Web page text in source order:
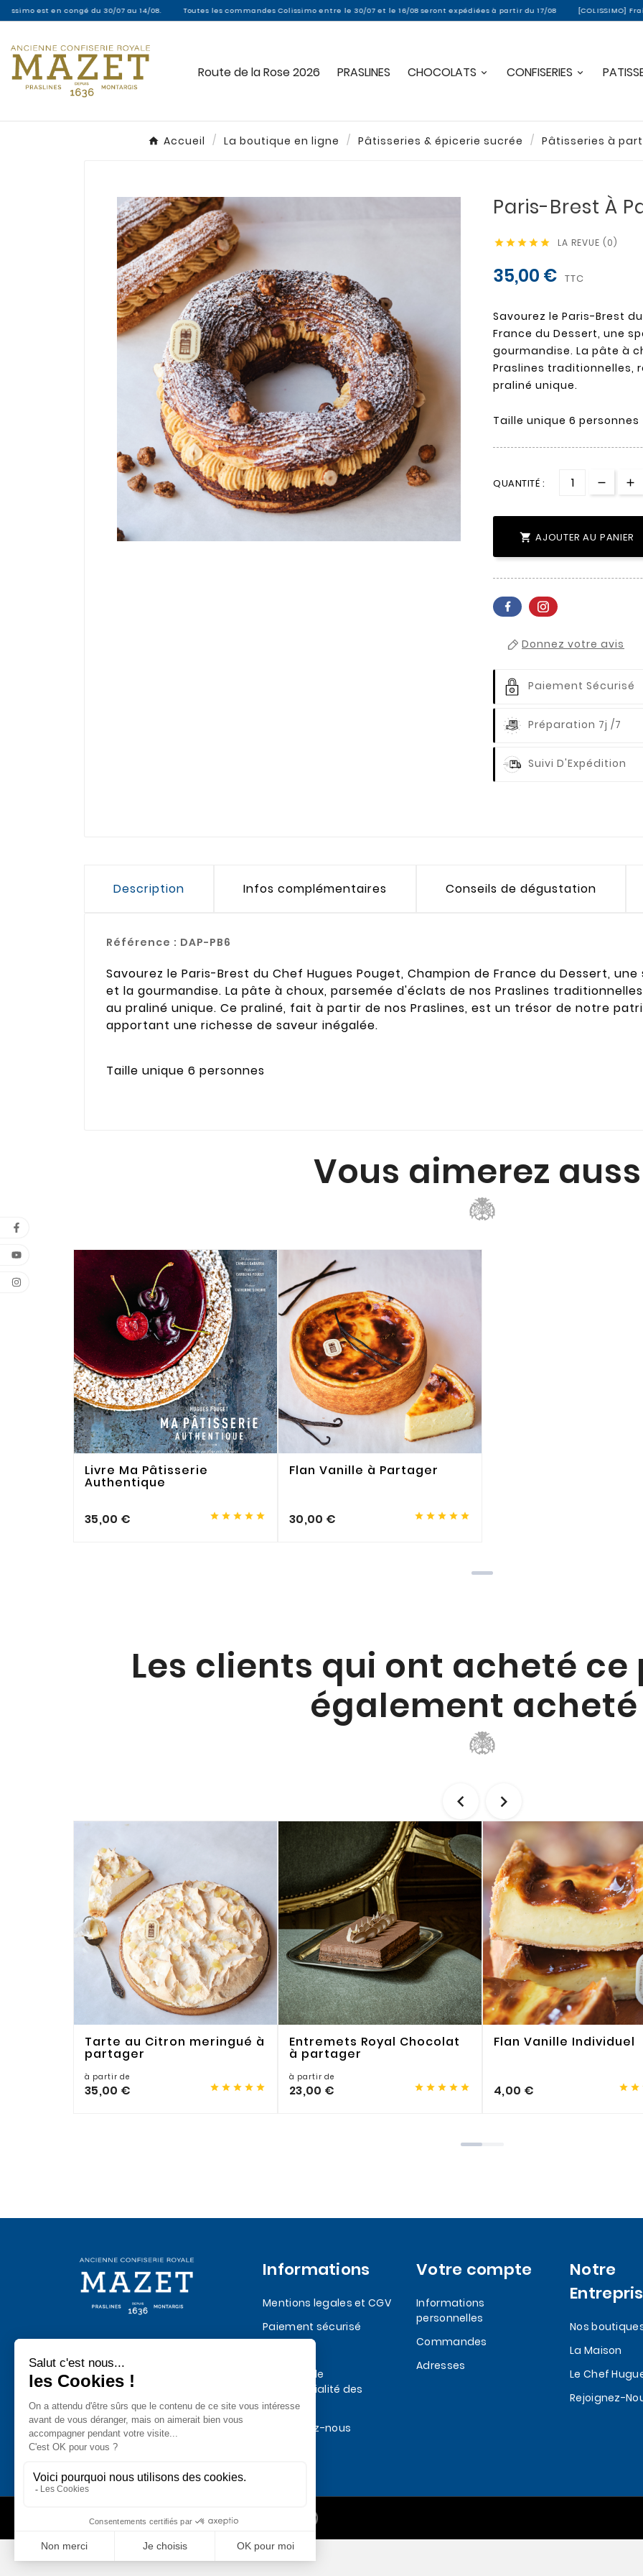
du 30/07 au 14/08. Toutes les commandes Colissimo entre le 30/07 et le 16/08 seront expédiées à partir du 17/08 [COLISSIMO] Frais de port
Route de la Rose 2026 PRASLINES CHOCOLATS CONFISERIES
Accueil La boutique en ligne Pâtisseries & épicerie sucrée Pâtisseries à
Paris-Brest À
     LA REVUE (0)
35,00 € TTC
Savourez le Paris-Brest
France du Dessert, une
gourmandise. La pâte à
Praslines traditionnelles,
praliné unique.
Taille unique 6 personnes
QUANTITÉ :
 AJOUTER AU PANIER
Donnez votre avis
Paiement Sécurisé
Préparation 7j /7
Suivi D'Expédition
Description Infos complémentaires Conseils de dégustation
Référence : DAP-PB6
Savourez le Paris-Brest du Chef Hugues Pouget, Champion de France du Dessert,
et la gourmandise. La pâte à choux, parsemée d'éclats de nos Praslines
au praliné unique. Ce praliné, fait à partir de nos Praslines, est un trésor de notre
apportant une richesse de saveur inégalée.
Taille unique 6 personnes
Vous aimerez
Livre Ma Pâtisserie
Authentique
35,00 €     
Flan Vanille à Partager
30,00 €     
Les clients qui ont acheté
également acheté
 
Tarte au Citron meringué à
partager
à partir de
35,00 €     
Entremets Royal Chocolat
à partager
à partir de
23,00 €     
Flan Vanille Individuel
4,00 €  
chocolat depuis 1636
Informations
Mentions legales et CGV
Paiement sécurisé
Politique de
confidentialité des
données
Contactez-nous
Votre compte
Informations
personnelles
Commandes
Adresses
Notre
Nos
La Maison
Le Chef
Rejoignez-